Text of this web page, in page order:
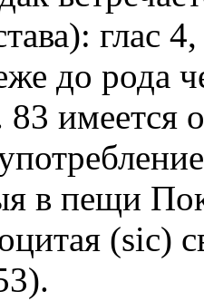
глас
до рода
имеется
в пещи
(sic)